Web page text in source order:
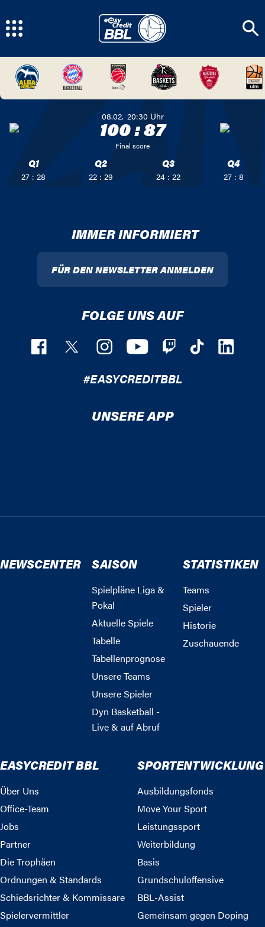
08.02. 20:30 Uhr
100:87
Final score
Q1
27 : 28
Q2
22 : 29
Q3
24 : 22
Q4
27 : 8
IMMER INFORMIERT
FÜR DEN NEWSLETTER ANMELDEN
FOLGE UNS AUF
#EASYCREDITBBL
UNSERE APP
NEWSCENTER SAISON
Spielpläne Liga &
Pokal
Aktuelle Spiele
Tabelle
Tabellenprognose
Unsere Teams
Unsere Spieler
Dyn Basketball -
Live & auf Abruf
STATISTIKEN
Teams
Spieler
Historie
Zuschauende
EASYCREDIT BBL
Über Uns
Office-Team
Jobs
Partner
Die Trophäen
Ordnungen & Standards
Schiedsrichter & Kommissare
Spielervermittler
SPORTENTWICKLUNG
Ausbildungsfonds
Move Your Sport
Leistungssport
Weiterbildung
Basis
Grundschuloffensive
BBL-Assist
Gemeinsam gegen Doping